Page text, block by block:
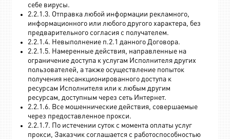
себе вирусы.
2.2.1.3. Отправка любой информации рекламного,
информационного или любого другого характера, без
предварительного согласия с получателем.
2.2.1.4. Невыполнение п.2.1 данного Договора.
2.2.1.5. Намеренные действия, направленные на
ограничение доступа к услугам Исполнителя других
пользователей, а также осуществление попыток
получения несанкционированного доступа к
ресурсам Исполнителя или к любым другим
ресурсам, доступным через сеть Интернет.
2.2.1.6. Все мошеннические действия, совершаемые
через предоставленное прокси.
2.2.1.7. По истечении суток с момента оплаты услуг
прокси, Заказчик соглашается с работоспособностью